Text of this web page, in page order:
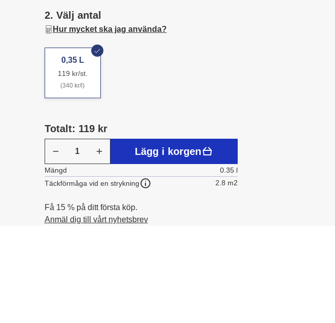
2. Välj antal
Hur mycket ska jag använda?
0,35 L
119 kr/st.
(340 kr/l)
Totalt: 119 kr
Lägg i korgen
Mängd
0.35 l
Täckförmåga vid en strykning
2.8 m2
Få 15 % på ditt första köp.
Anmäl dig till vårt nyhetsbrev